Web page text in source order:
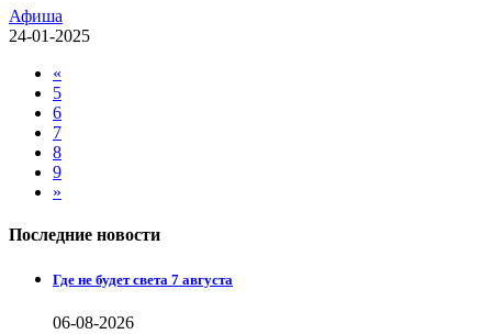
Афиша
24-01-2025
«
5
6
7
8
9
»
Последние новости
Где не будет света 7 августа
06-08-2026